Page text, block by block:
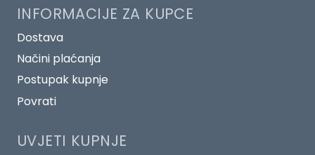
INFORMACIJE ZA KUPCE
Dostava
Načini plaćanja
Postupak kupnje
Povrati
UVJETI KUPNJE